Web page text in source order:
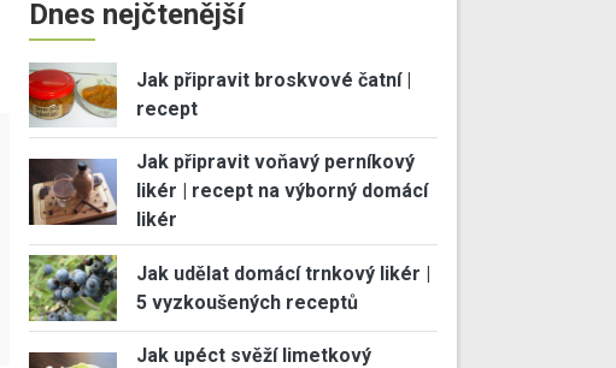
Dnes nejčtenější
Jak připravit broskvové čatní |
recept
Jak připravit voňavý perníkový
likér | recept na výborný domácí
likér
Jak udělat domácí trnkový likér |
5 vyzkoušených receptů
Jak upéct svěží limetkový